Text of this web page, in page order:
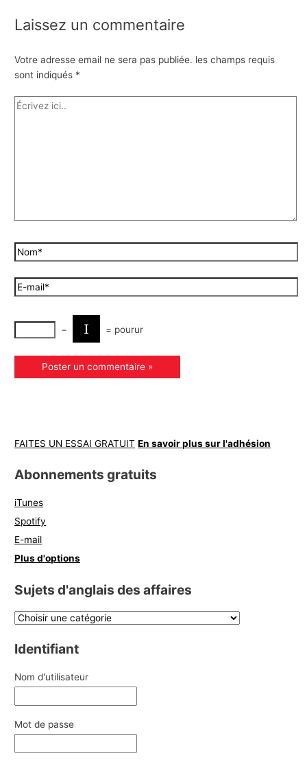
Laissez un commentaire
Votre adresse email ne sera pas publiée. les champs requis
sont indiqués *
− = pourur
FAITES UN ESSAI GRATUIT En savoir plus sur l'adhésion
Abonnements gratuits
iTunes
Spotify
E-mail
Plus d'options
Sujets d'anglais des affaires
Identifiant
Nom d'utilisateur
Mot de passe